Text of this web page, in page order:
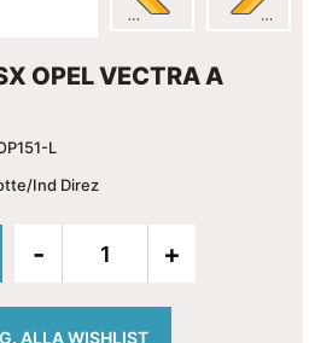
OPEL VECTRA A
L
Ind Direz
ALLA WISHLIST